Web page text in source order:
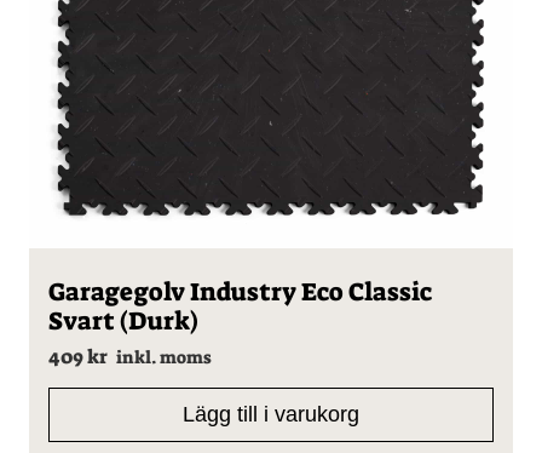
Garagegolv Industry Eco Classic
Svart (Durk)
409kr inkl. moms
Lägg till i varukorg